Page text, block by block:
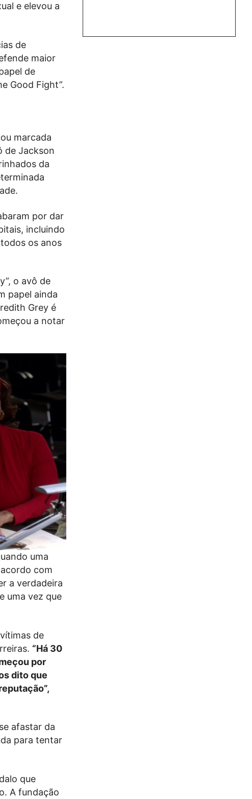
e elevou a
de
maior
de
Good Fight”.
marcada
de Jackson
da
por dar
incluindo
os anos
o avô de
papel ainda
Grey é
a notar
uma
com
a verdadeira
uma vez que
de
“Há 30
por
dito que
afastar da
para tentar
que
A fundação